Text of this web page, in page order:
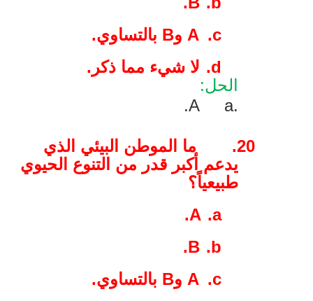
c.
A وB بالتساوي.
d.
لا شيء مما ذكر.
الحل:
a.
A
.
20.
ما الموطن البيئي الذي
يدعم أكبر قدر من التنوع الحيوي
طبيعياً؟
a.
A
.
b.
B
.
c.
A وB بالتساوي.